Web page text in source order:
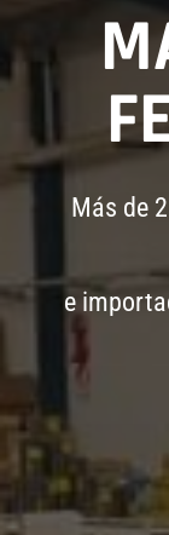
Más de
e